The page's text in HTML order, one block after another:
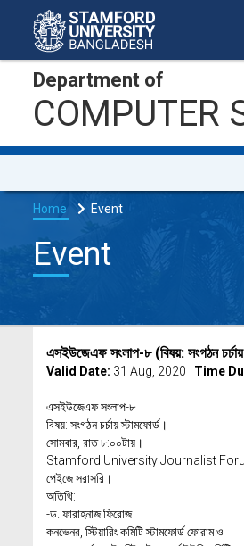
Department of
COMPUTER
Home Event
Event
এসইউজেএফ সংলাপ-৮ (বিষয়: সংগঠন
Valid Date: 31 Aug, 2020 Time
এসইউজেএফ সংলাপ-৮
বিষয়: সংগঠন চর্চায় স্টামফোর্ড।
সোমবার, রাত ৮:০০টায়।
Stamford University Journalist
পেইজে সরাসরি।
অতিথি:
-ড. ফারাহনাজ ফিরোজ
কনভেনর, স্টিয়ারিং কমিটি স্টামফোর্ড ফোরাম ও